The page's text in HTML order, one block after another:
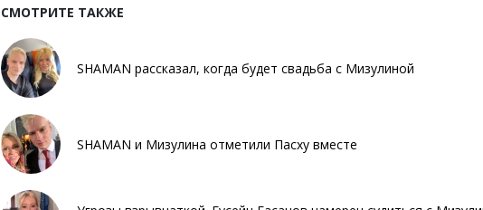
СМОТРИТЕ ТАКЖЕ
SHAMAN рассказал, когда будет свадьба с Мизулиной
SHAMAN и Мизулина отметили Пасху вместе